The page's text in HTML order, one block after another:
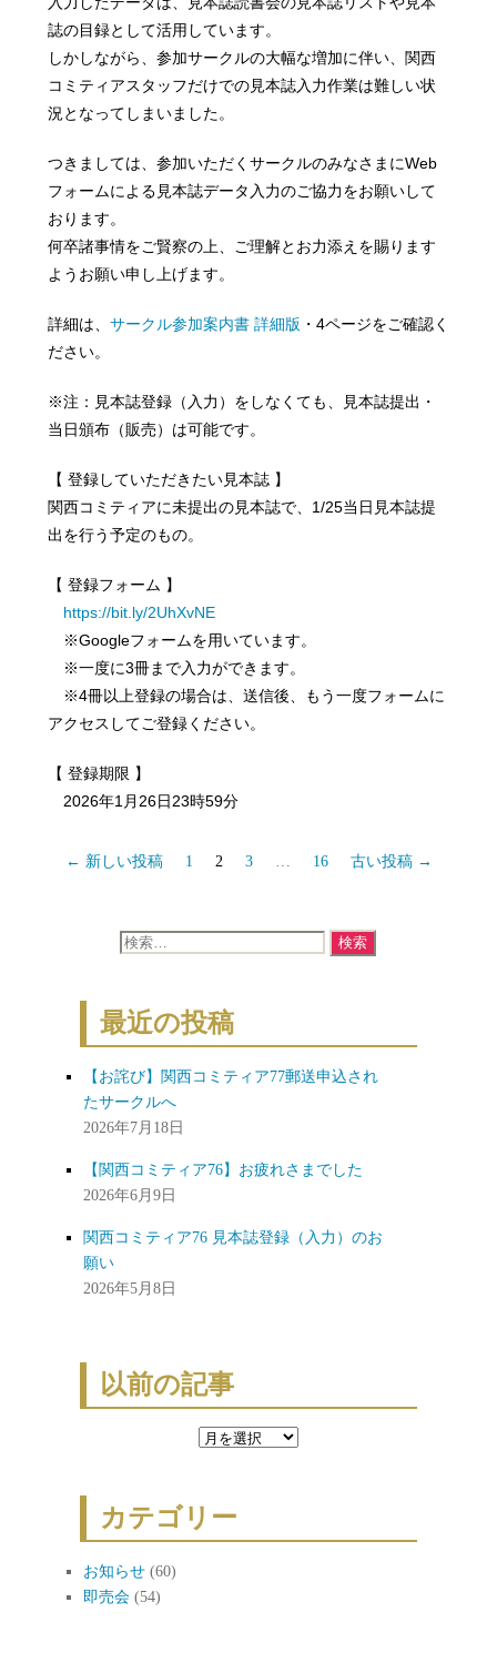
誌の目録として活用しています。
しかしながら、参加サークルの大幅な増加に伴い、関西
コミティアスタッフだけでの見本誌入力作業は難しい状
況となってしまいました。
つきましては、参加いただくサークルのみなさまにWeb
フォームによる見本誌データ入力のご協力をお願いして
おります。
何卒諸事情をご賢察の上、ご理解とお力添えを賜ります
ようお願い申し上げます。
詳細は、 サークル参加案内書 詳細版 ・4ページをご確認く
ださい。
※注：見本誌登録（入力）をしなくても、見本誌提出・
当日頒布（販売）は可能です。
【 登録していただきたい見本誌 】
関西コミティアに未提出の見本誌で、1/25当日見本誌提
出を行う予定のもの。
【 登録フォーム 】
https://bit.ly/2UhXvNE
※Googleフォームを用いています。
※一度に3冊まで入力ができます。
※4冊以上登録の場合は、送信後、もう一度フォームに
アクセスしてご登録ください。
【 登録期限 】
2026年1月26日23時59分
← 新しい投稿 1 2 3 16 古い投稿 →
検
象:
最近の投稿
【お詫び】関西コミティア77郵送申込され
たサークルへ
2026年7月18日
【関西コミティア76】お疲れさまでした
2026年6月9日
関西コミティア76 見本誌登録（入力）のお
願い
2026年5月8日
以前の記事
以
記
事
カテゴリー
お知らせ(60)
即売会(54)